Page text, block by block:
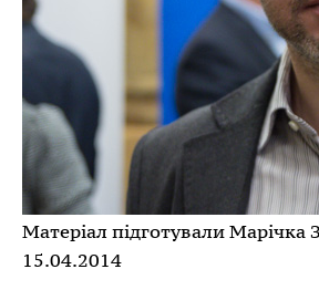
Матеріал підготували
15.04.2014